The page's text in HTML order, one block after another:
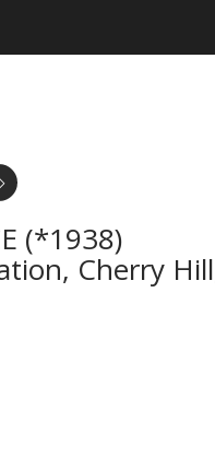
(*1938)
Cherry